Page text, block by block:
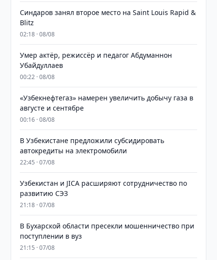
Синдаров занял второе место на Saint Louis Rapid &
Blitz
02:18 · 08/08
Умер актёр, режиссёр и педагог Абдуманнон
Убайдуллаев
00:22 · 08/08
«Узбекнефтегаз» намерен увеличить добычу газа в
августе и сентябре
00:16 · 08/08
В Узбекистане предложили субсидировать
автокредиты на электромобили
22:45 · 07/08
Узбекистан и JICA расширяют сотрудничество по
развитию СЭЗ
21:18 · 07/08
В Бухарской области пресекли мошенничество при
поступлении в вуз
21:15 · 07/08